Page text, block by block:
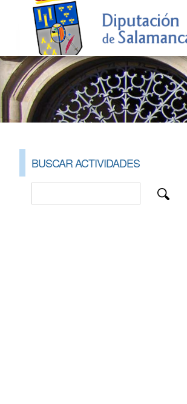
BUSCAR ACTIVIDADES